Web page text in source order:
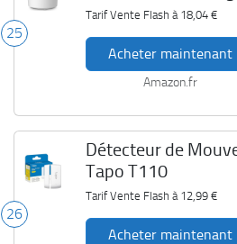
25
Tarif Vente Flash à 18,04 €
Acheter maintenant
Amazon.fr
26
Détecteur de
Tapo T110
Tarif Vente Flash à 12,99 €
Acheter maintenant